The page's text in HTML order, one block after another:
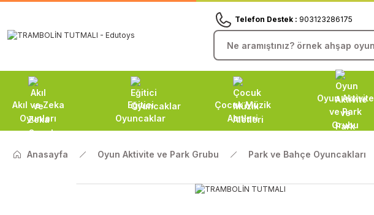
Telefon Destek : 903123286175
Akıl ve Zeka
Oyunları
Eğitici
Oyuncaklar
Çocuk Müzik
Aletleri
Oyun Aktivite
ve Park
Grubu
Anasayfa Oyun Aktivite ve Park Grubu Park ve Bahçe Oyuncakları